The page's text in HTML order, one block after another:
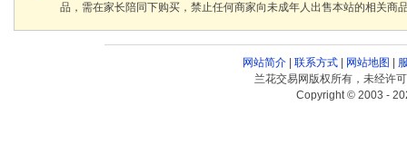
品，需在家长陪同下购买，禁止任何商家向未成年人出售本站的相关商
网站简介| 联系方式| 网站地图
兰花交易网版权所有，未经许
Copyright © 2003 -